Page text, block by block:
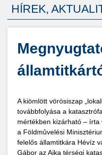
HÍREK,
A kiömlött vörösiszap
továbbfolyása a
mértékben kizárható – írta
a Földmûvelési
felelős államtitkára Hévíz
Gábor az Ajka térségi